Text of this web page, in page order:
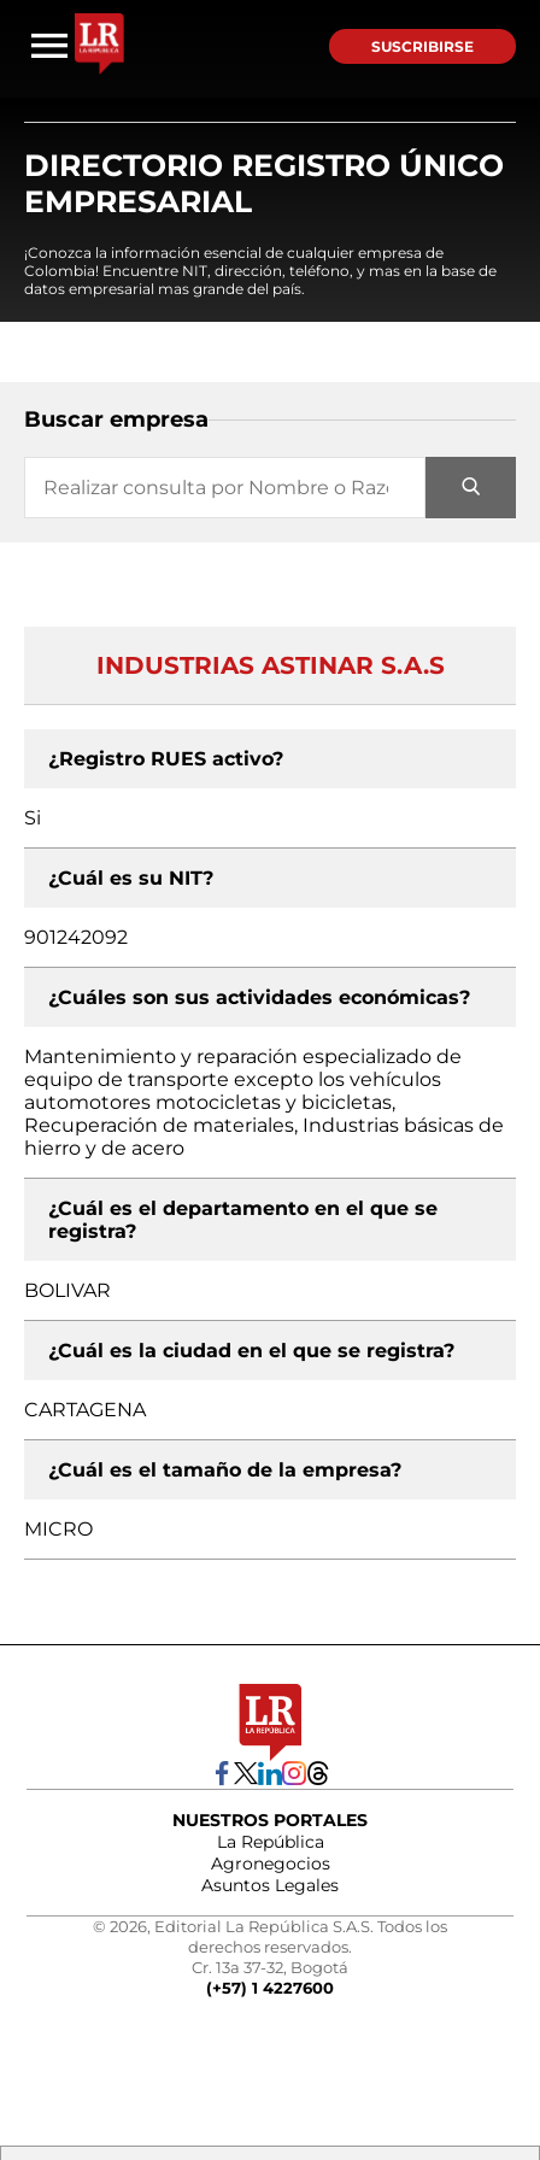
SUSCRIBIRSE
DIRECTORIO REGISTRO ÚNICO
EMPRESARIAL
¡Conozca la información esencial de cualquier empresa de
Colombia! Encuentre NIT, dirección, teléfono, y mas en la base de
datos empresarial mas grande del país.
Buscar empresa
INDUSTRIAS ASTINAR S.A.S
¿Registro RUES activo?
Si
¿Cuál es su NIT?
901242092
¿Cuáles son sus actividades económicas?
Mantenimiento y reparación especializado de
equipo de transporte excepto los vehículos
automotores motocicletas y bicicletas,
Recuperación de materiales, Industrias básicas de
hierro y de acero
¿Cuál es el departamento en el que se
registra?
BOLIVAR
¿Cuál es la ciudad en el que se registra?
CARTAGENA
¿Cuál es el tamaño de la empresa?
MICRO
NUESTROS PORTALES
La República
Agronegocios
Asuntos Legales
© 2026, Editorial La República S.A.S. Todos los
derechos reservados.
Cr. 13a 37-32, Bogotá
(+57) 1 4227600